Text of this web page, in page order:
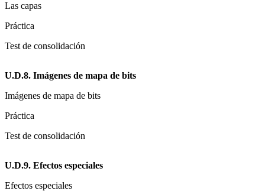
Las capas
Práctica
Test de consolidación
U.D.8. Imágenes de mapa de bits
Imágenes de mapa de bits
Práctica
Test de consolidación
U.D.9. Efectos especiales
Efectos especiales